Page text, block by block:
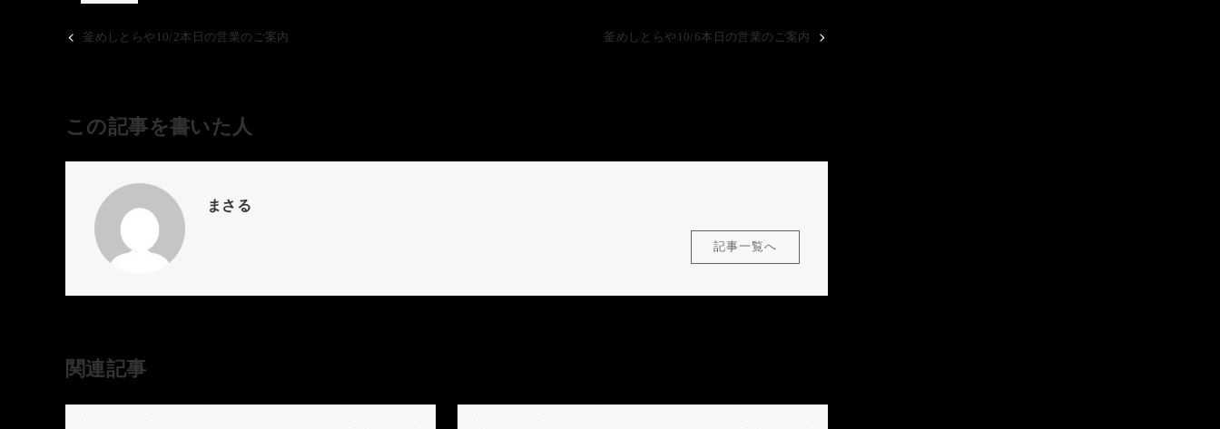
釜めしとらや10/2本日の営業のご案内 釜めしとらや10/6本日の営業のご案内
この記事を書いた人
まさる
記事一覧へ
関連記事